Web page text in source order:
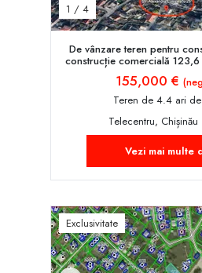
1 / 4
De vânzare teren pentru
construcție comercială 123,6
155,000 €
Teren de 4.4 ari
Telecentru, Chișinău
Vezi mai multe
Exclusivitate